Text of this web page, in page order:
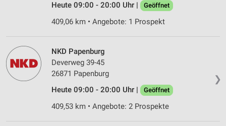
Heute 09:00 - 20:00 Uhr |
Geöffnet
409,06 km • Angebote: 1 Prospekt
❯
NKD Papenburg
Deverweg 39-45
26871 Papenburg
Heute 09:00 - 20:00 Uhr |
Geöffnet
409,53 km • Angebote: 2 Prospekte